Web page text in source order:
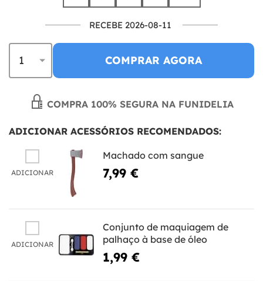
RECEBE 2026-08-11
COMPRAR AGORA
COMPRA 100% SEGURA NA FUNIDELIA
ADICIONAR ACESSÓRIOS RECOMENDADOS:
ADICIONAR
Machado com sangue
7,99 €
ADICIONAR
Conjunto de maquiagem de
palhaço à base de óleo
1,99 €